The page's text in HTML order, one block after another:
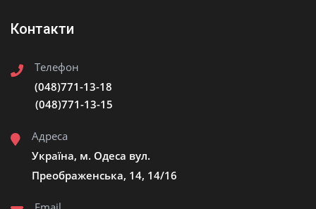
Контакти
Телефон
(048)771-13-18
(048)771-13-15
Адреса
Україна, м. Одеса вул.
Преображенська, 14, 14/16